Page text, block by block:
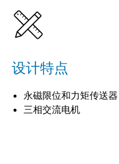
设计特点
永磁限位和力矩传送器
三相交流电机